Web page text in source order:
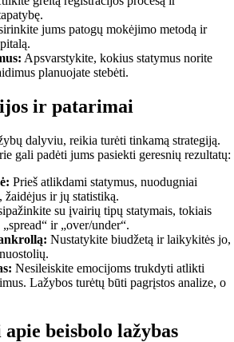
jums patogų mokėjimo metodą ir
Apsvarstykite, kokius statymus norite
planuojate stebėti.
ir patarimai
dalyviu, reikia turėti tinkamą strategiją.
gali padėti jums pasiekti geresnių rezultatų:
Prieš atlikdami statymus, nuodugniai
žaidėjus ir jų statistiką.
su įvairių tipų statymais, tokiais
ir „over/under“.
Nustatykite biudžetą ir laikykitės jo,
Nesileiskite emocijoms trukdyti atlikti
Lažybos turėtų būti pagrįstos analize, o
beisbolo lažybas